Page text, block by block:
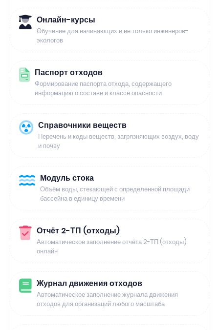
Онлайн-курсы
Обучение для начинающих и не только инженеров-
экологов
Паспорт отходов
Формирование паспорта отхода, содержащего
информацию о составе и классе опасности
Справочники веществ
Перечень и коды веществ, загрязняющих воздух, воду
и почву
Модуль стока
Объём воды, стекающей с определенной площади
бассейна в единицу времени
Отчёт 2-ТП (отходы)
Автоматическое заполнение отчёта 2-ТП (отходы)
онлайн
Журнал движения отходов
Автоматическое заполнение журнала движения
отходов для организаций любого масштаба